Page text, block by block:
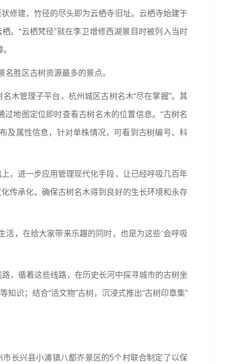
修建，竹径的尽头即为云栖寺旧址。云栖寺始建于
。“云栖梵径”就在李卫增修西湖景目时被列入当时
胜区古树资源最多的景点。
木管理子平台，杭州城区古树名木“尽在掌握”。其
地图定位即时查看古树名木的位置信息。“古树名
及属性信息，针对单株情况，可看到古树编号、科
，进一步应用管理现代化手段，让已经呼吸几百年
传承化，确保古树名木得到良好的生长环境和永存
，在给大家带来乐趣的同时，也是为这些‘会呼吸
，循着这些线路，在历史长河中探寻城市的古树坐
识；结合“活文物”古树，沉浸式推出“古树印章集”
长兴县小浦镇八都岕景区的5个村联合制定了以保